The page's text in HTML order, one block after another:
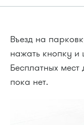
Въезд на
нажать кнопку и
Бесплатных
пока нет.